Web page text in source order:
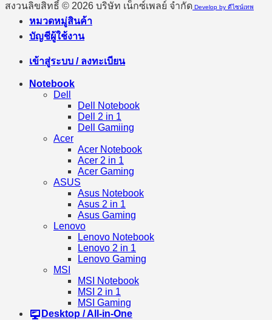
สงวนลิขสิทธิ์ © 2026 บริษัท เน็กซ์เพลย์ จำกัด Develop by ดีไซน์เทพ
หมวดหมู่สินค้า
บัญชีผู้ใช้งาน
เข้าสู่ระบบ / ลงทะเบียน
Notebook
Dell
Dell Notebook
Dell 2 in 1
Dell Gamiing
Acer
Acer Notebook
Acer 2 in 1
Acer Gaming
ASUS
Asus Notebook
Asus 2 in 1
Asus Gaming
Lenovo
Lenovo Notebook
Lenovo 2 in 1
Lenovo Gaming
MSI
MSI Notebook
MSI 2 in 1
MSI Gaming
Desktop / All-in-One